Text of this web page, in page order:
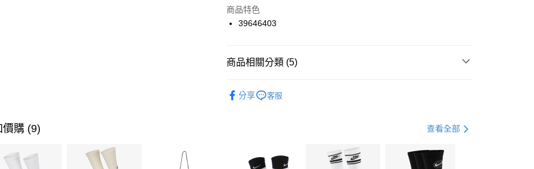
上海商業儲蓄銀行
國泰世華商業銀行
聯邦商業銀行
台新國際商業銀行
Apple Pay
【關於「AFTEE先享後付」】
３．安心：先確認商品／服務後，再付款。
每筆NT$100，滿NT$1,500(含以上)免運費
商品特色
39646403
商品相關分類 (5)
促銷活動 兒童/青少年｜鞋服6折起
分享 客服
價購 (9) 查看全部